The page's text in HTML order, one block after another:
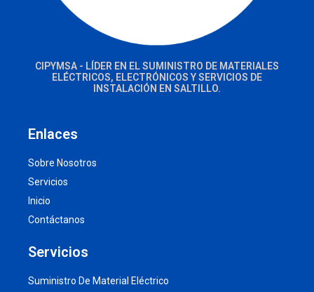
CIPYMSA - LÍDER EN EL SUMINISTRO DE MATERIALES
ELÉCTRICOS, ELECTRÓNICOS Y SERVICIOS DE
INSTALACIÓN EN SALTILLO.
Enlaces
Sobre Nosotros
Servicios
Inicio
Contáctanos
Servicios
Suministro De Material Eléctrico